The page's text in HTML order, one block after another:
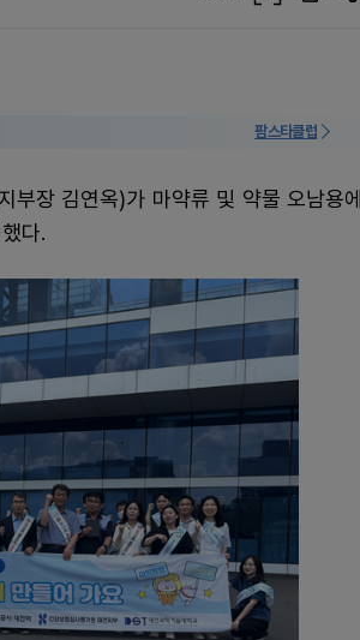
팜스타클럽
부장 김연옥)가 마약류 및 약물 오남용에
다.